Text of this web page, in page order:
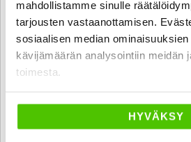
mahdollistamme sinulle
tarjousten vastaanottamisen.
sosiaalisen median
kävijämäärän analysointiin meidän
toimesta.
HYVÄKSY
Tehdastakuu voimassa,
ohjauspyörä
2023 , Manuaali, Bensiini, 24 000 km
15 490 €